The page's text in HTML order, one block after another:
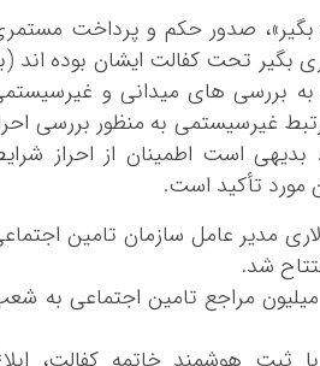
صدور حکم و پرداخت
بگیر تحت کفالت ایشان بوده اند
به بررسی های میدانی و
غیرسیستمی به منظور بررسی
است اطمینان از احراز
مورد تأکید است.
آبان ٩٩) با حضور مصطفی سالاری مدیر عامل سازمان تامین
شد.
این طرح با ارائه ۳۰ خدمت الکترونیک، ۷۰ میلیون مراجع از مجموع ۹۶ میلیون مراجع تامین اجتماعی